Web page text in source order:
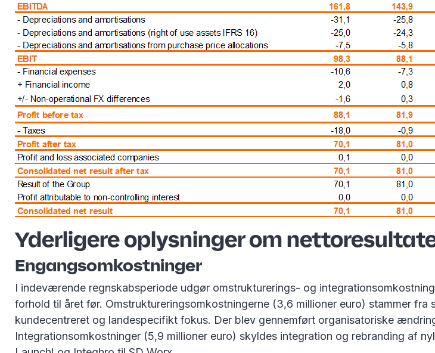
Yderligere oplysninger om
Engangsomkostninger
I indeværende regnskabsperiode udgør omstrukturerings- og
forhold til året før. Omstruktureringsomkostningerne (3,6 millioner euro) stammer
kundecentreret og landespecifikt fokus. Der blev gennemført organisatoriske
Integrationsomkostninger (5,9 millioner euro) skyldes integration og rebranding af